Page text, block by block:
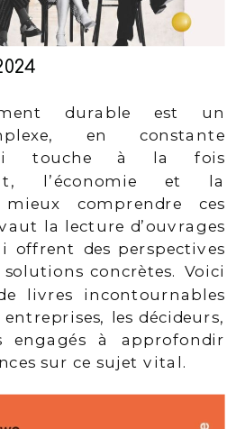
durable est un
en constante
touche à la fois
l’économie et la
comprendre ces
la lecture d’ouvrages
offrent des perspectives
concrètes. Voici
livres incontournables
les décideurs,
engagés à approfondir
sur ce sujet vital.